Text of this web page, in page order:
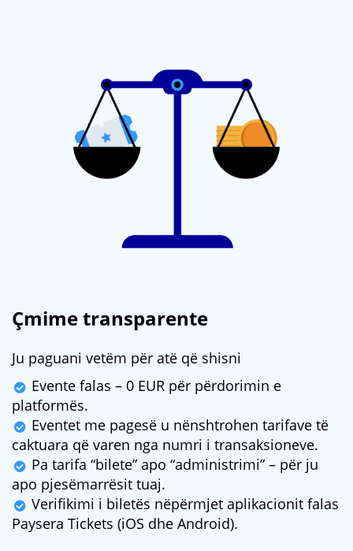
Çmime transparente
Ju paguani vetëm për atë që shisni
Evente falas – 0 EUR për përdorimin e
platformës.
Eventet me pagesë u nënshtrohen tarifave të
caktuara që varen nga numri i transaksioneve.
Pa tarifa “bilete” apo “administrimi” – për ju
apo pjesëmarrësit tuaj.
Verifikimi i biletës nëpërmjet aplikacionit falas
Paysera Tickets (iOS dhe Android).